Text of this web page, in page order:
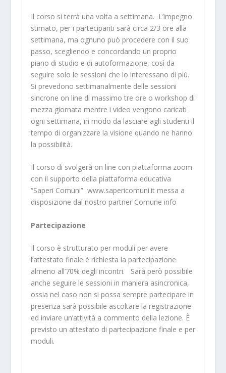
Il corso si terrà una volta a settimana. L’impegno
stimato, per i partecipanti sarà circa 2/3 ore alla
settimana, ma ognuno può procedere con il suo
passo, scegliendo e concordando un proprio
piano di studio e di autoformazione, così da
seguire solo le sessioni che lo interessano di più.
Si prevedono settimanalmente delle sessioni
sincrone on line di massimo tre ore o workshop di
mezza giornata mentre i video vengono caricati
ogni settimana, in modo da lasciare agli studenti il
tempo di organizzare la visione quando ne hanno
la possibilità.
Il corso di svolgerà on line con piattaforma zoom
con il supporto della piattaforma educativa
“Saperi Comuni” www.sapericomuni.itmessa a
disposizione dal nostro partner Comune info
Partecipazione
Il corso è strutturato per moduli per avere
l’attestato finale è richiesta la partecipazione
almeno all’70% degli incontri. Sarà però possibile
anche seguire le sessioni in maniera asincronica,
ossia nel caso non si possa sempre partecipare in
presenza sarà possibile ascoltare la registrazione
ed inviare un’attività a commento della lezione. È
previsto un attestato di partecipazione finale e per
moduli.